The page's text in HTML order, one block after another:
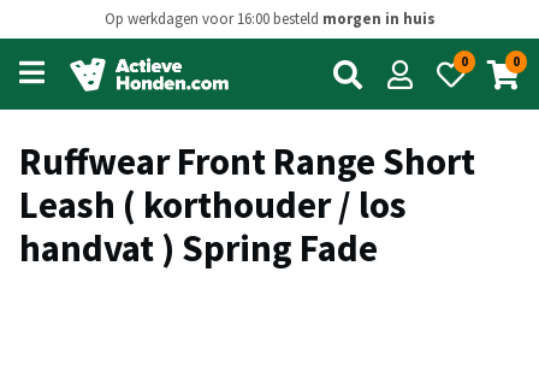
Op werkdagen voor 16:00 besteld morgen in huis
Open
main
menu
0 0
Ruffwear Front Range Short
Leash ( korthouder / los
handvat ) Spring Fade